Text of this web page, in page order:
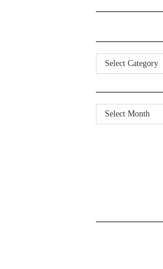
Kategorier
Arkiv